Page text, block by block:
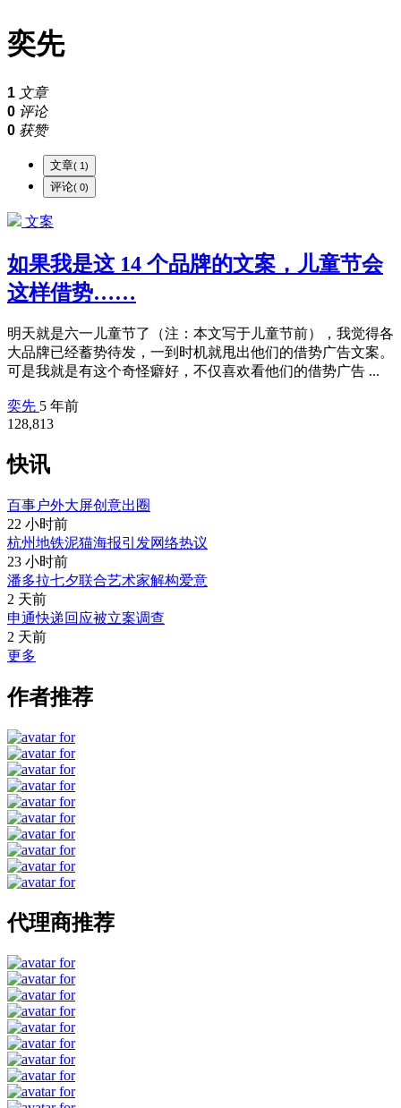
奕先
1 文章
0 评论
0 获赞
文章 ( 1)
评论 ( 0)
文案
如果我是这 14 个品牌的文案，儿童节会
这样借势……
明天就是六一儿童节了（注：本文写于儿童节前），我觉得各
大品牌已经蓄势待发，一到时机就甩出他们的借势广告文案。
可是我就是有这个奇怪癖好，不仅喜欢看他们的借势广告 ...
奕先 5 年前
128,813
快讯
百事户外大屏创意出圈
22 小时前
杭州地铁泥猫海报引发网络热议
23 小时前
潘多拉七夕联合艺术家解构爱意
2 天前
申通快递回应被立案调查
2 天前
更多
作者推荐
代理商推荐